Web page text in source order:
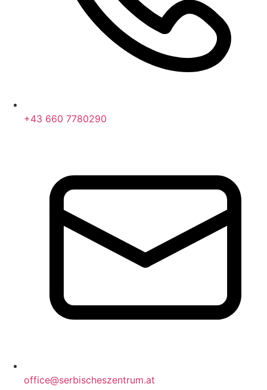
+43 660 7780290
office@serbischeszentrum.at